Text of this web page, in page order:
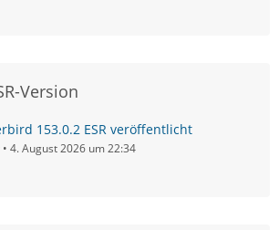
Version
153.0.2 ESR veröffentlicht
4. August 2026 um 22:34